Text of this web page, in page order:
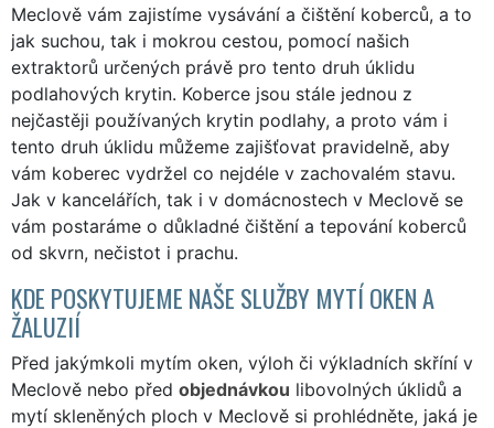
Meclově vám zajistíme vysávání a čištění koberců, a to
jak suchou, tak i mokrou cestou, pomocí našich
extraktorů určených právě pro tento druh úklidu
podlahových krytin. Koberce jsou stále jednou z
nejčastěji používaných krytin podlahy, a proto vám i
tento druh úklidu můžeme zajišťovat pravidelně, aby
vám koberec vydržel co nejdéle v zachovalém stavu.
Jak v kancelářích, tak i v domácnostech v Meclově se
vám postaráme o důkladné čištění a tepování koberců
od skvrn, nečistot i prachu.
KDE POSKYTUJEME NAŠE SLUŽBY MYTÍ OKEN A
ŽALUZIÍ
Před jakýmkoli mytím oken, výloh či výkladních skříní v
Meclově nebo před objednávkou libovolných úklidů a
mytí skleněných ploch v Meclově si prohlédněte, jaká je